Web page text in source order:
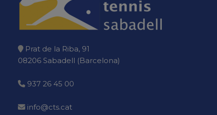
Prat de la Riba, 91
08206 Sabadell (Barcelona)
937 26 45 00
info@cts.cat